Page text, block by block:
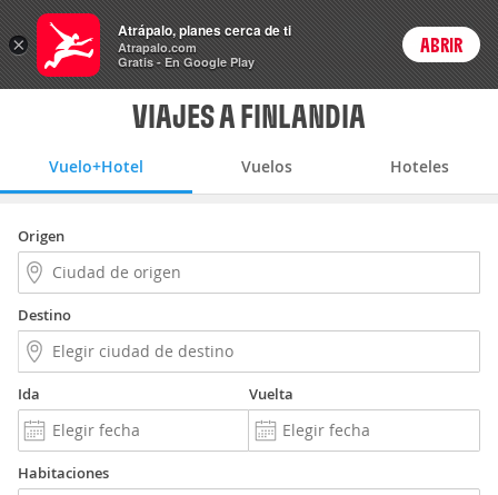
Vuelo+Hotel Precios enPeso
ARSCambiar moneda
Login
VIAJES A FINLANDIA
Vuelo+Hotel Vuelos Hoteles
Origen
Destino
Ida Vuelta
Habitaciones
×
Atrápalo, planes cerca de ti
Atrapalo.com
Gratis - En Google Play
ABRIR